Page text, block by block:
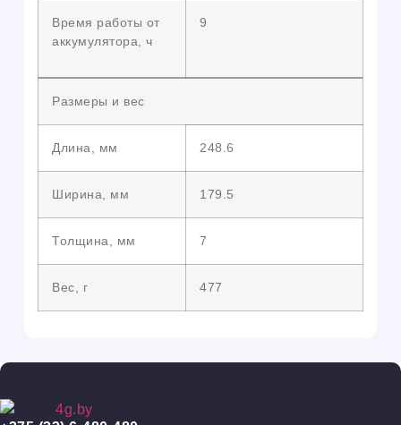
Время работы от
аккумулятора, ч
9
Размеры и вес
Длина, мм 248.6
Ширина, мм 179.5
Толщина, мм 7
Вес, г 477